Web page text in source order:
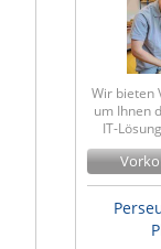
Wir bieten
um Ihnen
IT-